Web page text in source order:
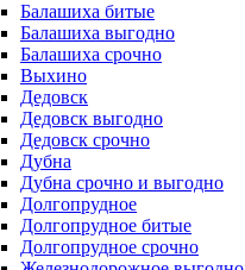
Балашиха битые
Балашиха выгодно
Балашиха срочно
Выхино
Дедовск
Дедовск выгодно
Дедовск срочно
Дубна
Дубна срочно и выгодно
Долгопрудное
Долгопрудное битые
Долгопрудное срочно